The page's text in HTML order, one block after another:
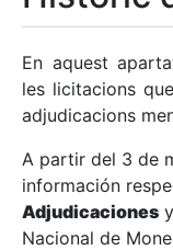
Mostra/Amaga
Mostra/Amaga
En aquest
les licitacions
adjudicacions
A partir del 3 de
información
Adjudicaciones
Nacional de